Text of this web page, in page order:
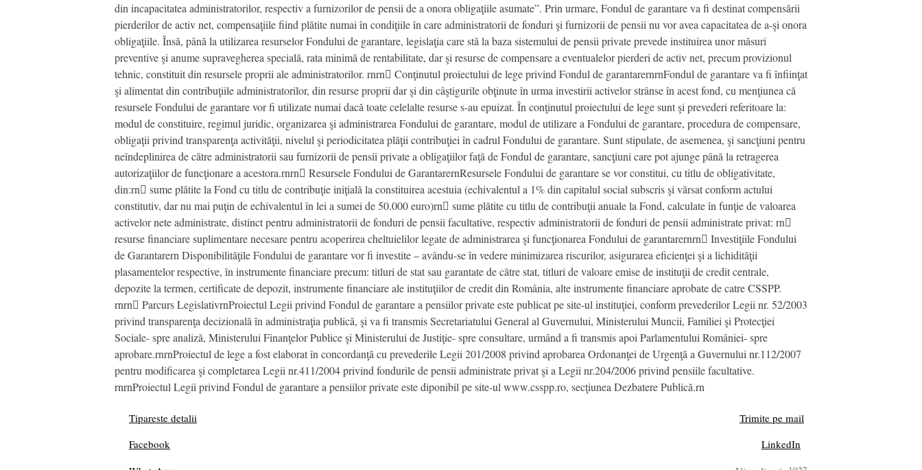
din incapacitatea administratorilor, respectiv a furnizorilor de pensii de a onora obligaţiile asumate”. Prin urmare, Fondul de garantare va fi destinat compensării
pierderilor de activ net, compensaţiile fiind plătite numai în condiţiile în care administratorii de fonduri şi furnizorii de pensii nu vor avea capacitatea de a-şi onora
obligaţiile. Însă, până la utilizarea resurselor Fondului de garantare, legislaţia care stă la baza sistemului de pensii private prevede instituirea unor măsuri
preventive şi anume supravegherea specială, rata minimă de rentabilitate, dar şi resurse de compensare a eventualelor pierderi de activ net, precum provizionul
tehnic, constituit din resursele proprii ale administratorilor. rnrn Conţinutul proiectului de lege privind Fondul de garantarernrnFondul de garantare va fi înfiinţat
şi alimentat din contribuţiile administratorilor, din resurse proprii dar şi din câştigurile obţinute în urma investirii activelor strânse în acest fond, cu menţiunea că
resursele Fondului de garantare vor fi utilizate numai dacă toate celelalte resurse s-au epuizat. În conţinutul proiectului de lege sunt şi prevederi referitoare la:
modul de constituire, regimul juridic, organizarea şi administrarea Fondului de garantare, modul de utilizare a Fondului de garantare, procedura de compensare,
obligaţii privind transparenţa activităţii, nivelul şi periodicitatea plăţii contribuţiei în cadrul Fondului de garantare. Sunt stipulate, de asemenea, şi sancţiuni pentru
neîndeplinirea de către administratorii sau furnizorii de pensii private a obligaţiilor faţă de Fondul de garantare, sancţiuni care pot ajunge până la retragerea
autorizaţiilor de funcţionare a acestora.rnrn Resursele Fondului de GarantarernResursele Fondului de garantare se vor constitui, cu titlu de obligativitate,
din:rn sume plătite la Fond cu titlu de contribuţie iniţială la constituirea acestuia (echivalentul a 1% din capitalul social subscris şi vărsat conform actului
constitutiv, dar nu mai puţin de echivalentul în lei a sumei de 50.000 euro)rn sume plătite cu titlu de contribuţii anuale la Fond, calculate în funţie de valoarea
activelor nete administrate, distinct pentru administratorii de fonduri de pensii facultative, respectiv administratorii de fonduri de pensii administrate privat: rn
resurse financiare suplimentare necesare pentru acoperirea cheltuielilor legate de administrarea şi funcţionarea Fondului de garantarernrn Investiţiile Fondului
de Garantarern Disponibilităţile Fondului de garantare vor fi investite – avându-se în vedere minimizarea riscurilor, asigurarea eficienţei şi a lichidităţii
plasamentelor respective, în instrumente financiare precum: titluri de stat sau garantate de către stat, titluri de valoare emise de instituţii de credit centrale,
depozite la termen, certificate de depozit, instrumente financiare ale instituţiilor de credit din România, alte instrumente financiare aprobate de catre CSSPP.
rnrn Parcurs LegislativrnProiectul Legii privind Fondul de garantare a pensiilor private este publicat pe site-ul instituţiei, conform prevederilor Legii nr. 52/2003
privind transparenţa decizională în administraţia publică, şi va fi transmis Secretariatului General al Guvernului, Ministerului Muncii, Familiei şi Protecţiei
Sociale- spre analiză, Ministerului Finanţelor Publice şi Ministerului de Justiţie- spre consultare, urmând a fi transmis apoi Parlamentului României- spre
aprobare.rnrnProiectul de lege a fost elaborat în concordanţă cu prevederile Legii 201/2008 privind aprobarea Ordonanţei de Urgenţă a Guvernului nr.112/2007
pentru modificarea şi completarea Legii nr.411/2004 privind fondurile de pensii administrate privat şi a Legii nr.204/2006 privind pensiile facultative.
rnrnProiectul Legii privind Fondul de garantare a pensiilor private este diponibil pe site-ul www.csspp.ro, secţiunea Dezbatere Publică.rn
Tipareste detalii
Trimite pe mail
Facebook
LinkedIn